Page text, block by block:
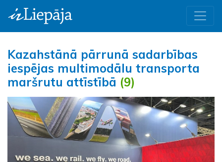
Kazahstānā pārrunā sadarbības
iespējas multimodālu transporta
maršrutu attīstībā (9)